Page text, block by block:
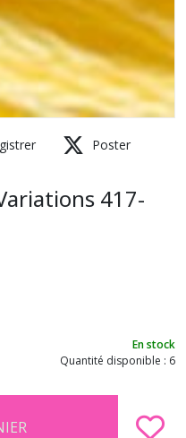
Poster
417-
En stock
Quantité disponible : 6